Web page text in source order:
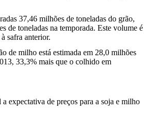
37,46 milhões de toneladas do grão,
de toneladas na temporada. Este volume é
safra anterior.
de milho está estimada em 28,0 milhões
33,3% mais que o colhido em
a expectativa de preços para a soja e milho